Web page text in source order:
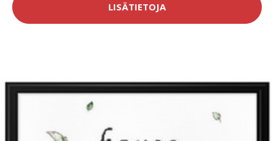
LISÄTIETOJA